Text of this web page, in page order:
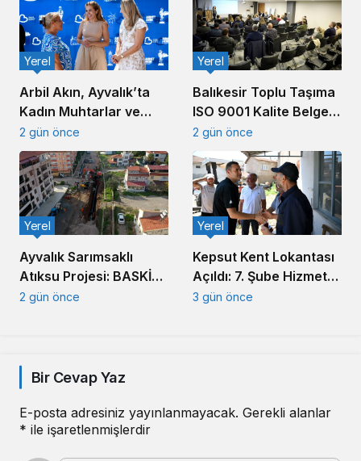
Arbil Akın, Ayvalık’ta
Kadın Muhtarlar ve
Muhtar Eşleriyle
Buluştu
Yerel
2 gün önce
Balıkesir Toplu Taşıma
ISO 9001 Kalite Belgesi
Aldı
Yerel
2 gün önce
Ayvalık Sarımsaklı
Atıksu Projesi: BASKİ
Altyapıda Hız Kesmiyor
Yerel
2 gün önce
Kepsut Kent Lokantası
Açıldı: 7. Şube Hizmete
Girdi
Yerel
3 gün önce
Bir Cevap Yaz
E-posta adresiniz yayınlanmayacak. Gerekli alanlar
* ile işaretlenmişlerdir